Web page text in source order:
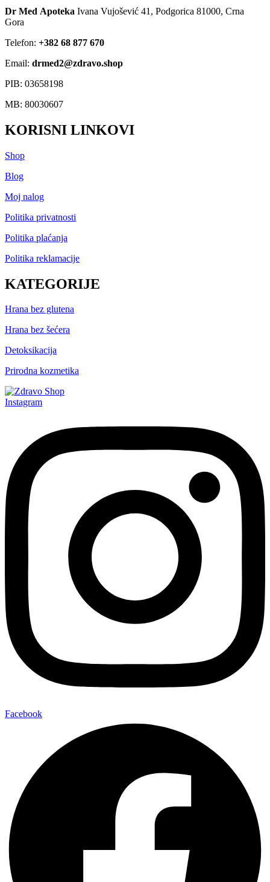
Dr Med Apoteka Ivana Vujošević 41, Podgorica 81000, Crna
Gora
Telefon: +382 68 877 670
Email: drmed2@zdravo.shop
PIB: 03658198
MB: 80030607
KORISNI LINKOVI
Shop
Blog
Moj nalog
Politika privatnosti
Politika plaćanja
Politika reklamacije
KATEGORIJE
Hrana bez glutena
Hrana bez šećera
Detoksikacija
Prirodna kozmetika
Instagram
Facebook